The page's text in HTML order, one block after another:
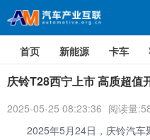
首页 新能源 卡车
庆铃T28西宁上市 高质超值
2025-05-25 08:23:36 阅读量
2025年5月24日， 庆铃汽车